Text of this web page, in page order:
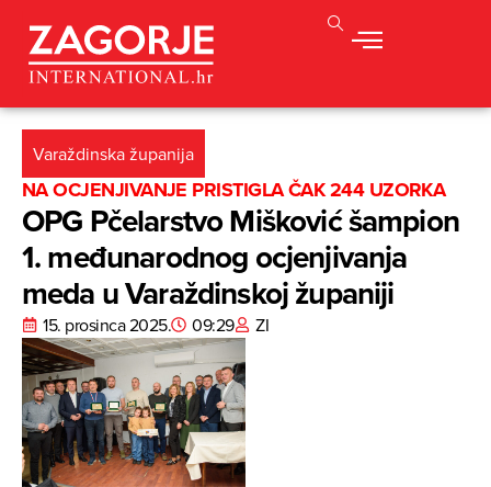
Varaždinska županija
NA OCJENJIVANJE PRISTIGLA ČAK 244 UZORKA
OPG Pčelarstvo Mišković šampion
1. međunarodnog ocjenjivanja
meda u Varaždinskoj županiji
15. prosinca 2025. 09:29 ZI